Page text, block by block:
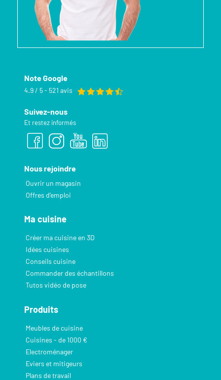
Note Google
4.9 / 5 - 521 avis
Suivez-nous
Et restez informés
Nous rejoindre
Ouvrir un magasin
Offres d’emploi
Ma cuisine
Créer ma cuisine en 3D
Idées cuisines
Conseils cuisine
Commander des échantillons
Tutos vidéo de pose
Produits
Meubles de cuisine
Cuisines - de 1000 €
Electroménager
Eviers et mitigeurs
Plans de travail